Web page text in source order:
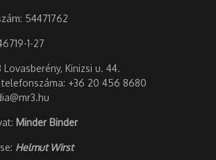
54471762
1-27
Kinizsi u. 44.
+36 20 456 8680
Minder Binder
Helmut Wirst